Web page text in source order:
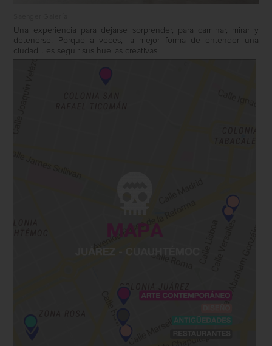
Una experiencia para dejarse sorprender, para caminar, mirar y
detenerse. Porque a veces, la mejor forma de entender una
ciudad… es seguir sus huellas creativas.